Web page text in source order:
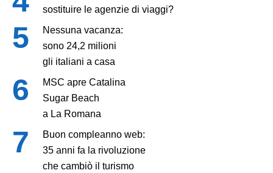
sostituire le agenzie di viaggi?
Nessuna vacanza:
sono 24,2 milioni
gli italiani a casa
MSC apre Catalina
Sugar Beach
a La Romana
Buon compleanno web:
35 anni fa la rivoluzione
che cambiò il turismo